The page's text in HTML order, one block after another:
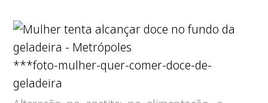
***foto-mulher-quer-comer-doce-de-
geladeira